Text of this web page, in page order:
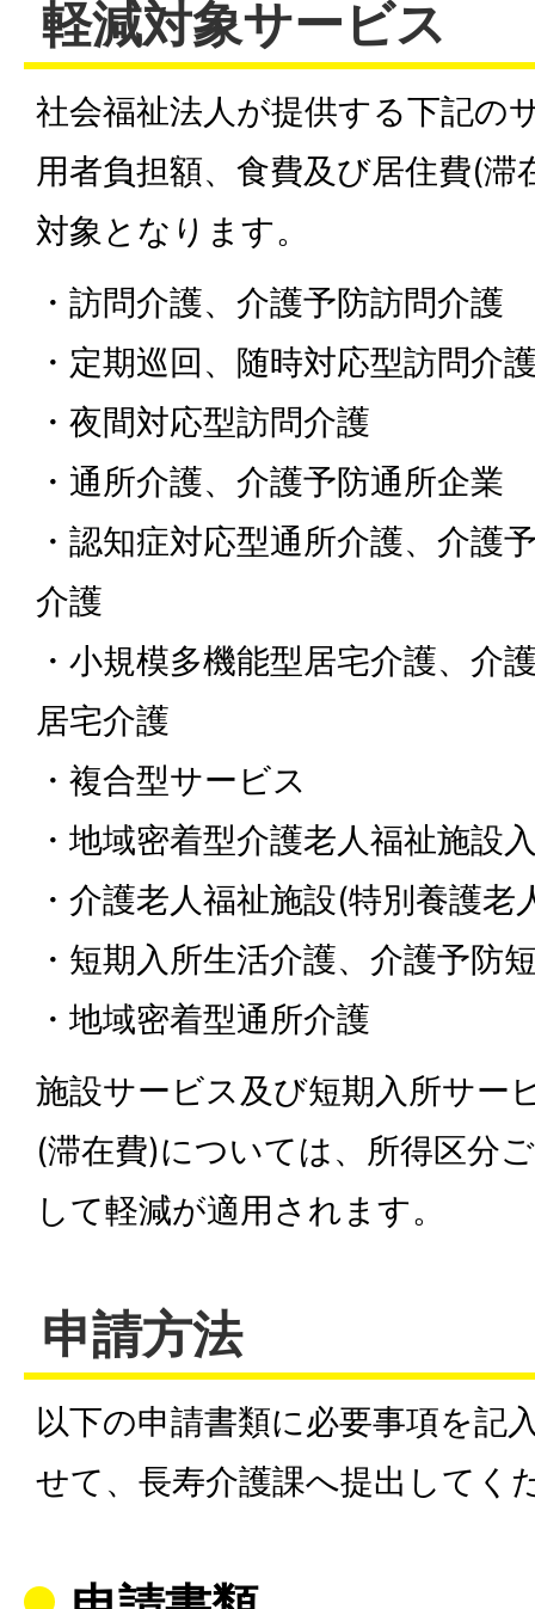
軽減対象サービス
社会福祉法人が提供する下記の
用者負担額、食費及び居住費(滞
対象となります。
・訪問介護、介護予防訪問介護
・定期巡回、随時対応型訪問介
・夜間対応型訪問介護
・通所介護、介護予防通所企業
・認知症対応型通所介護、介護
介護
・小規模多機能型居宅介護、介
居宅介護
・複合型サービス
・地域密着型介護老人福祉施設
・介護老人福祉施設(特別養護老
・短期入所生活介護、介護予防
・地域密着型通所介護
施設サービス及び短期入所サー
(滞在費)については、所得区分
して軽減が適用されます。
申請方法
以下の申請書類に必要事項を記
せて、長寿介護課へ提出してく